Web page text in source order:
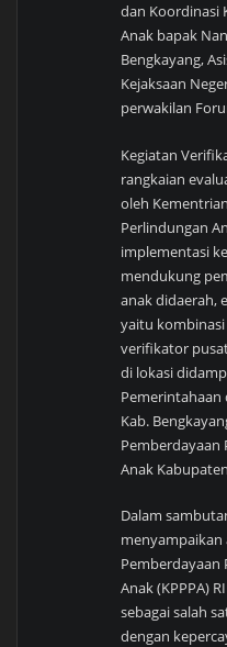
dan Koordinasi
Anak bapak
Bengkayang,
Kejaksaan
perwakilan
Kegiatan
rangkaian
oleh
Perlindungan
implementasi
mendukung
anak didaerah,
yaitu
verifikator
di lokasi
Pemerintahaan
Kab.
Pemberdayaan
Anak
Dalam
menyampaikan
Pemberdayaan
Anak (KPPPA)
sebagai salah
dengan